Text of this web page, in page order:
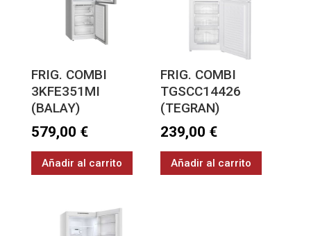
FRIG. COMBI
3KFE351MI
(BALAY)
579,00 €
Añadir al carrito
FRIG. COMBI
TGSCC14426
(TEGRAN)
239,00 €
Añadir al carrito